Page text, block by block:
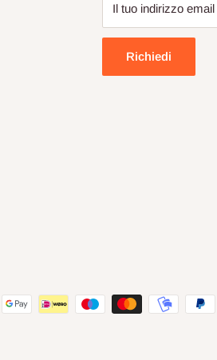
Il tuo indirizzo email
Richiedi